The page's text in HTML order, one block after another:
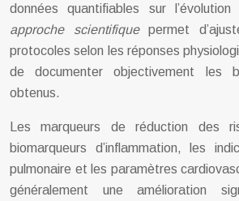
données quantifiables sur
approche scientifiquepermet
protocoles selon les réponses
de documenter objectivement les
obtenus.
Les marqueurs de réduction des
biomarqueurs d’inflammation, les
pulmonaire et les paramètres
généralement une amélioration